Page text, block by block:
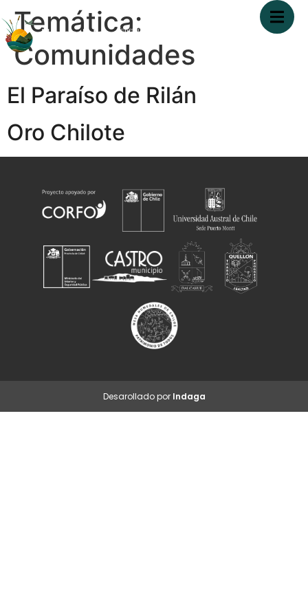
Temática:
Comunidades
El Paraíso de Rilán
Oro Chilote
Desarollado por Indaga